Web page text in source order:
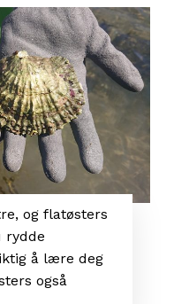
og flatøsters
rydde
å lære deg
også